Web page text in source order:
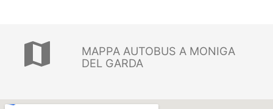
map
MAPPA AUTOBUS A MONIGA
DEL GARDA